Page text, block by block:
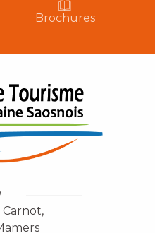
Brochures